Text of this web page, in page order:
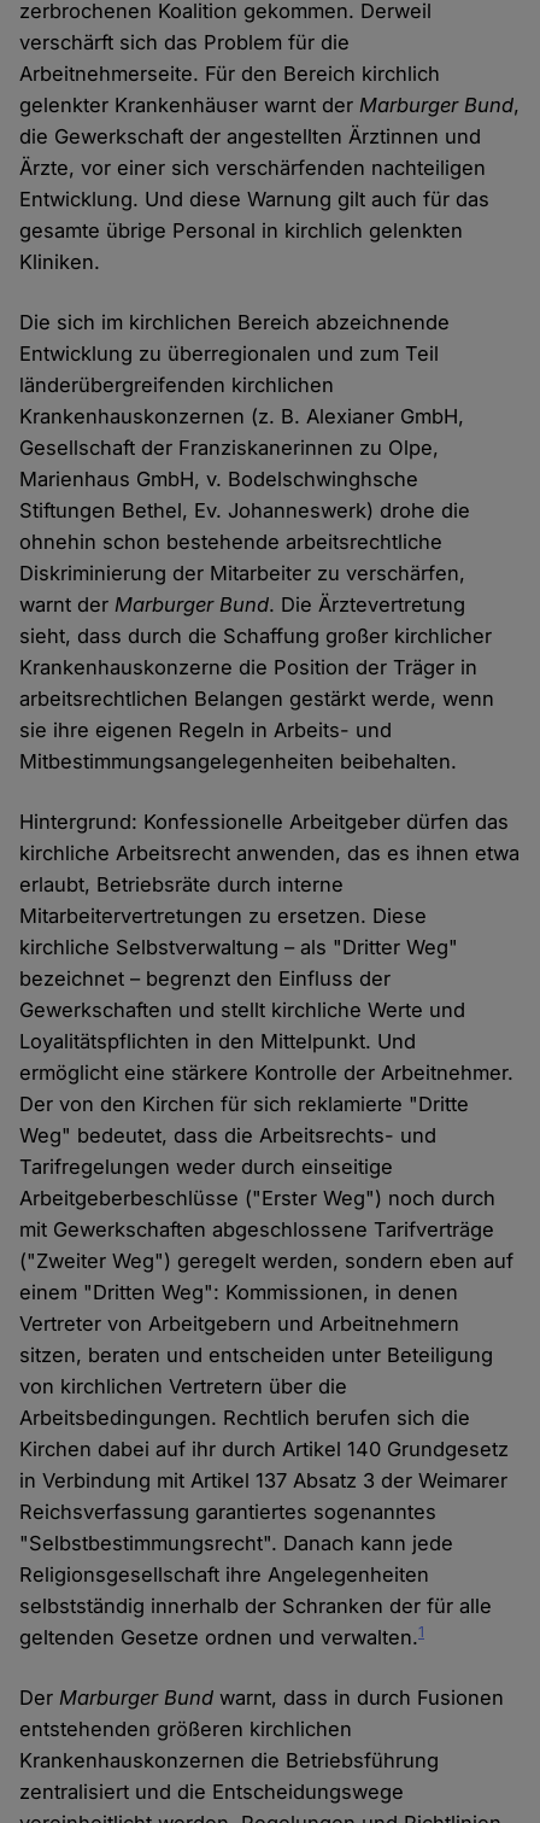
zerbrochenen Koalition gekommen. Derweil
verschärft sich das Problem für die
Arbeitnehmerseite. Für den Bereich kirchlich
gelenkter Krankenhäuser warnt derMarburger Bund,
die Gewerkschaft der angestellten Ärztinnen und
Ärzte, vor einer sich verschärfenden nachteiligen
Entwicklung. Und diese Warnung gilt auch für das
gesamte übrige Personal in kirchlich gelenkten
Kliniken.
Die sich im kirchlichen Bereich abzeichnende
Entwicklung zu überregionalen und zum Teil
länderübergreifenden kirchlichen
Krankenhauskonzernen (z. B. Alexianer GmbH,
Gesellschaft der Franziskanerinnen zu Olpe,
Marienhaus GmbH, v. Bodelschwinghsche
Stiftungen Bethel, Ev. Johanneswerk) drohe die
ohnehin schon bestehende arbeitsrechtliche
Diskriminierung der Mitarbeiter zu verschärfen,
warnt derMarburger Bund. Die Ärztevertretung
sieht, dass durch die Schaffung großer kirchlicher
Krankenhauskonzerne die Position der Träger in
arbeitsrechtlichen Belangen gestärkt werde, wenn
sie ihre eigenen Regeln in Arbeits- und
Mitbestimmungsangelegenheiten beibehalten.
Hintergrund: Konfessionelle Arbeitgeber dürfen das
kirchliche Arbeitsrecht anwenden, das es ihnen etwa
erlaubt, Betriebsräte durch interne
Mitarbeitervertretungen zu ersetzen. Diese
kirchliche Selbstverwaltung – als "Dritter Weg"
bezeichnet – begrenzt den Einfluss der
Gewerkschaften und stellt kirchliche Werte und
Loyalitätspflichten in den Mittelpunkt. Und
ermöglicht eine stärkere Kontrolle der Arbeitnehmer.
Der von den Kirchen für sich reklamierte "Dritte
Weg" bedeutet, dass die Arbeitsrechts- und
Tarifregelungen weder durch einseitige
Arbeitgeberbeschlüsse ("Erster Weg") noch durch
mit Gewerkschaften abgeschlossene Tarifverträge
("Zweiter Weg") geregelt werden, sondern eben auf
einem "Dritten Weg": Kommissionen, in denen
Vertreter von Arbeitgebern und Arbeitnehmern
sitzen, beraten und entscheiden unter Beteiligung
von kirchlichen Vertretern über die
Arbeitsbedingungen. Rechtlich berufen sich die
Kirchen dabei auf ihr durch Artikel 140 Grundgesetz
in Verbindung mit Artikel 137 Absatz 3 der Weimarer
Reichsverfassung garantiertes sogenanntes
"Selbstbestimmungsrecht". Danach kann jede
Religionsgesellschaft ihre Angelegenheiten
selbstständig innerhalb der Schranken der für alle
geltenden Gesetze ordnen und verwalten.1
DerMarburger Bund warnt, dass in durch Fusionen
entstehenden größeren kirchlichen
Krankenhauskonzernen die Betriebsführung
zentralisiert und die Entscheidungswege